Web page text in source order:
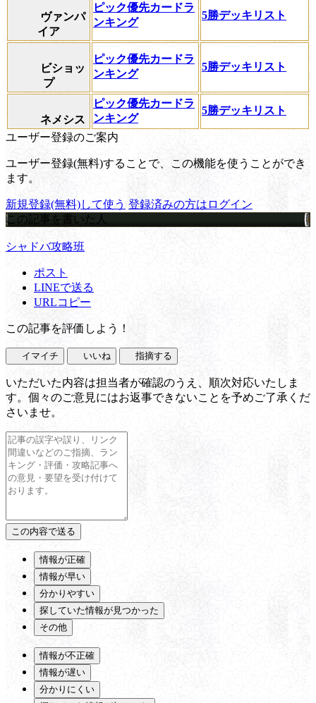
ヴァンパ
イア
ピック優先カードラ
ンキング
5勝デッキリスト
ビショッ
プ
ピック優先カードラ
ンキング
5勝デッキリスト
ネメシス
ピック優先カードラ
ンキング
5勝デッキリスト
ユーザー登録のご案内
ユーザー登録(無料)することで、この機能を使うことができ
ます。
新規登録(無料)して使う 登録済みの方はログイン
この記事を書いた人
シャドバ攻略班
ポスト
LINEで送る
URLコピー
この記事を評価しよう！
イマイチ いいね 指摘する
いただいた内容は担当者が確認のうえ、順次対応いたしま
す。個々のご意見にはお返事できないことを予めご了承くだ
さいませ。
情報が正確
情報が早い
分かりやすい
探していた情報が見つかった
その他
情報が不正確
情報が遅い
分かりにくい